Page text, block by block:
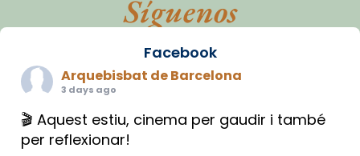
Síguenos
Facebook
Arquebisbat de Barcelona
3 days ago
🎬 Aquest estiu, cinema per gaudir i també
per reflexionar!